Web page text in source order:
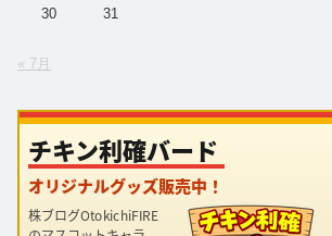
30
31
« 7月